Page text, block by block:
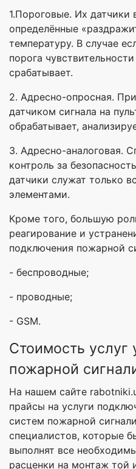
1.Пороговые. Их датчики
определённые
температуру. В случае
порога
срабатывает.
2. Адресно-опросная.
датчиком сигнала на
обрабатывает,
3. Адресно-аналоговая.
контроль за
датчики служат только
элементами.
Кроме того, большую
реагирование и
подключения пожарной
- беспроводные;
- проводные;
- GSM.
Стоимость услуг
пожарной
На нашем сайте
прайсы на услуги
систем пожарной
специалистов, которые
выполнят все
расценки на монтаж той